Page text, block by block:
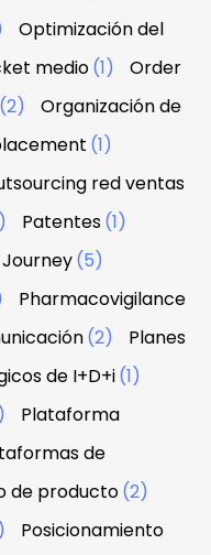
Optimización del
medio(1)
Order
(2)
Organización de
(1)
red ventas
Patentes(1)
(5)
Pharmacovigilance
(2)
Planes
de I+D+i(1)
Plataforma
de
de producto(2)
Posicionamiento